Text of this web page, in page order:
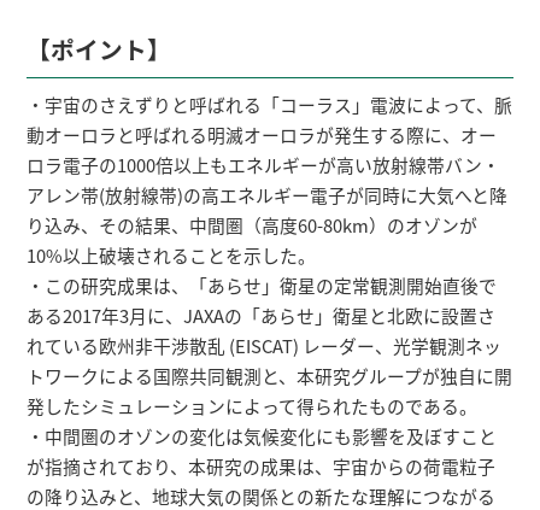
【ポイント】
・宇宙のさえずりと呼ばれる「コーラス」電波によって、脈
動オーロラと呼ばれる明滅オーロラが発生する際に、オー
ロラ電子の1000倍以上もエネルギーが高い放射線帯バン・
アレン帯(放射線帯)の高エネルギー電子が同時に大気へと降
り込み、その結果、中間圏（高度60-80km）のオゾンが
10%以上破壊されることを示した。
・この研究成果は、「あらせ」衛星の定常観測開始直後で
ある2017年3月に、JAXAの「あらせ」衛星と北欧に設置さ
れている欧州非干渉散乱 (EISCAT) レーダー、光学観測ネッ
トワークによる国際共同観測と、本研究グループが独自に開
発したシミュレーションによって得られたものである。
・中間圏のオゾンの変化は気候変化にも影響を及ぼすこと
が指摘されており、本研究の成果は、宇宙からの荷電粒子
の降り込みと、地球大気の関係との新たな理解につながる